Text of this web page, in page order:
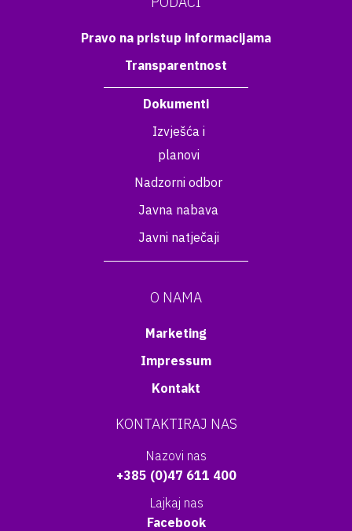
Pravo na pristup informacijama
Transparentnost
Dokumenti
Izvješća i
planovi
Nadzorni odbor
Javna nabava
Javni natječaji
O NAMA
Marketing
Impressum
Kontakt
KONTAKTIRAJ NAS
Nazovi nas
+385 (0)47 611 400
Lajkaj nas
Facebook